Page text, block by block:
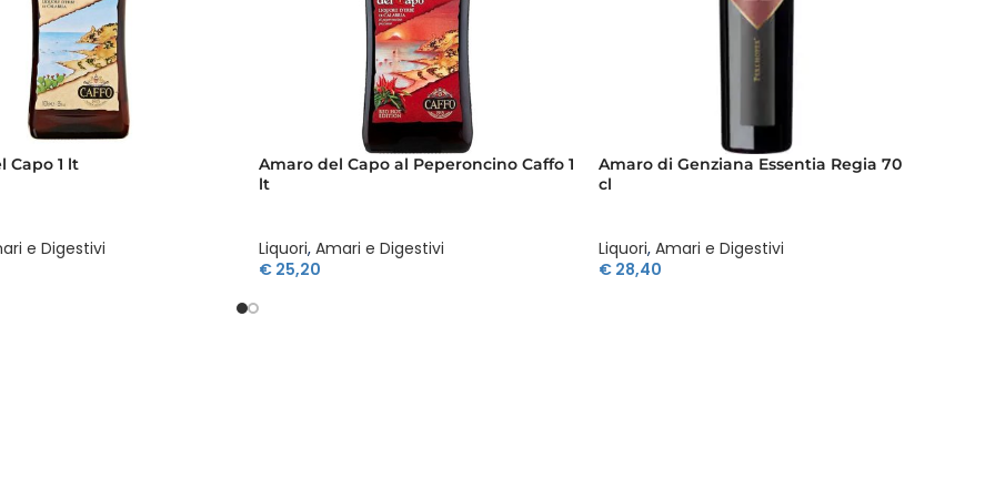
Capo 1 lt
e Digestivi
Amaro del Capo al Peperoncino Caffo 1
lt
Liquori, Amari e Digestivi
€ 25,20
Amaro di Genziana Essentia Regia 70
cl
Liquori, Amari e Digestivi
€28,40